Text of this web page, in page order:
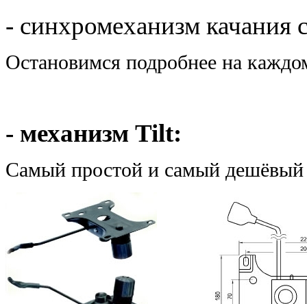
- синхромеханизм качания
Остановимся подробнее на
- механизм Tilt:
Самый простой и самый дешёвый